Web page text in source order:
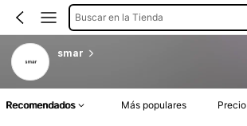
Buscar en la Tienda
smar
Recomendados Más populares Precio